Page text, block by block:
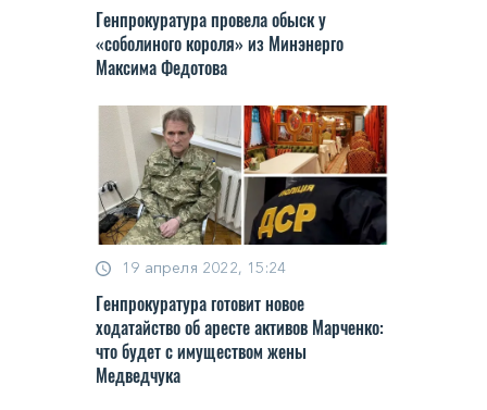
Генпрокуратура провела обыск у
«соболиного короля» из Минэнерго
Максима Федотова
19 апреля 2022, 15:24
Генпрокуратура готовит новое
ходатайство об аресте активов Марченко:
что будет с имуществом жены
Медведчука